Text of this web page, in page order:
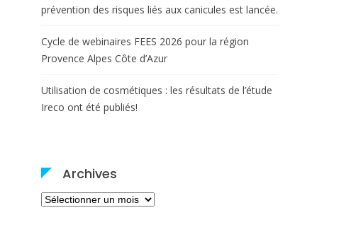
prévention des risques liés aux canicules est lancée.
Cycle de webinaires FEES 2026 pour la région
Provence Alpes Côte d’Azur
Utilisation de cosmétiques : les résultats de l’étude
Ireco ont été publiés!
Archives
Archives